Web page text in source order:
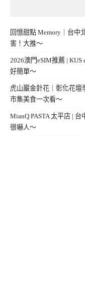
回憶甜點 Memory｜台中
害！大推～
2026澳門eSIM推薦 |
好簡單～
虎山巖金針花｜彰化花
市集美食一次看～
MianQ PASTA 太平店 |
很嚇人～